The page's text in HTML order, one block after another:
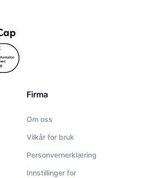
Firma
Om oss
Vilkår for bruk
Personvernerklæring
Innstillinger for